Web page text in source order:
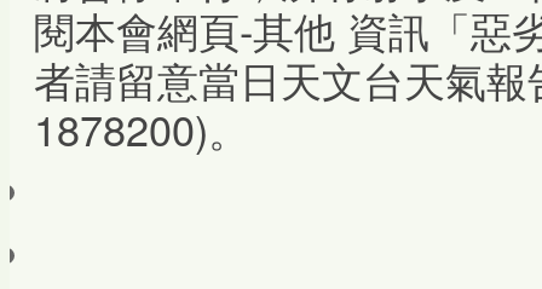
閱本會網頁-其他 資訊「惡
者請留意當日天文台天氣
1878200)。